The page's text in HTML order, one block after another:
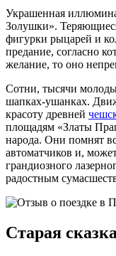
Украшенная
Золушки».
фигурки рыцарей и
предание, согласно
желание, то оно
Сотни, тысячи
шапках-ушанках.
красоту древней
площадям «Златы
народа. Они помнят
автоматчиков и,
грандиозного
радостным
Старая